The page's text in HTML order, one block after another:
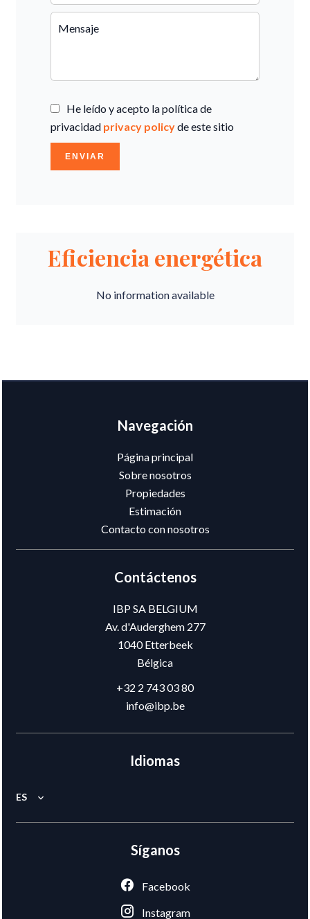
He leído y acepto la política de
privacidad privacy policyde este sitio
ENVIAR
Eficiencia energética
No information available
Navegación
Página principal
Sobre nosotros
Propiedades
Estimación
Contacto con nosotros
Contáctenos
IBP SA BELGIUM
Av. d'Auderghem 277
1040Etterbeek
Bélgica
+32 2 743 03 80
info@ibp.be
Idiomas
ES
Síganos
Facebook
Instagram